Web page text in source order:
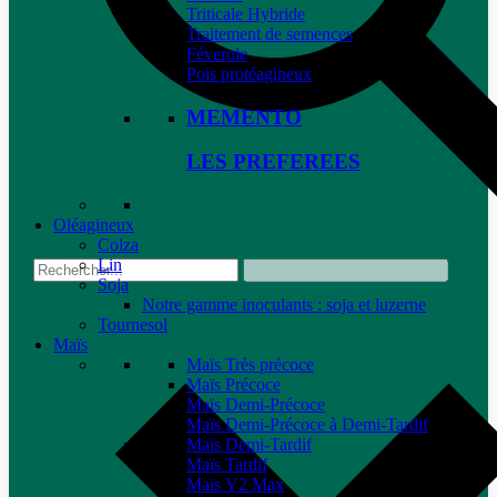
Triticale Hybride
Traitement de semences
Féverole
Pois protéagineux
MEMENTO
LES PREFEREES
Oléagineux
Colza
Lin
Soja
Notre gamme inoculants : soja et luzerne
Tournesol
Maïs
Maïs Très précoce
Maïs Précoce
Maïs Demi-Précoce
Maïs Demi-Précoce à Demi-Tardif
Maïs Demi-Tardif
Maïs Tardif
Maïs V2 Max